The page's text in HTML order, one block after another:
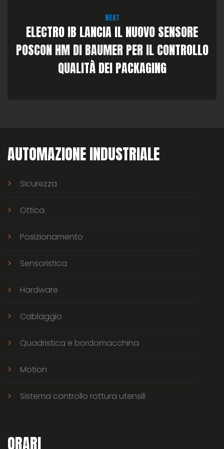
NEXT
ELECTRO IB LANCIA IL NUOVO SENSORE
POSCON HM DI BAUMER PER IL CONTROLLO
QUALITÀ DEI PACKAGING
AUTOMAZIONE INDUSTRIALE
Sicurezza
Ottica
Posizionamento
Sensoristica
Hardware
Cablaggio
Quadristica e bordomacchina
Motion
Sistema controllo rottura utensili
ORARI